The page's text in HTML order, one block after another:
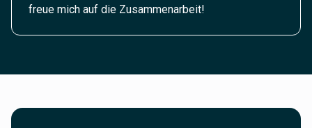
freue mich auf die Zusammenarbeit!